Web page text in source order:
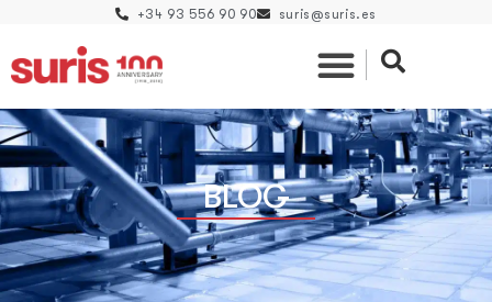
+34 93 556 90 90 suris@suris.es
BLOG